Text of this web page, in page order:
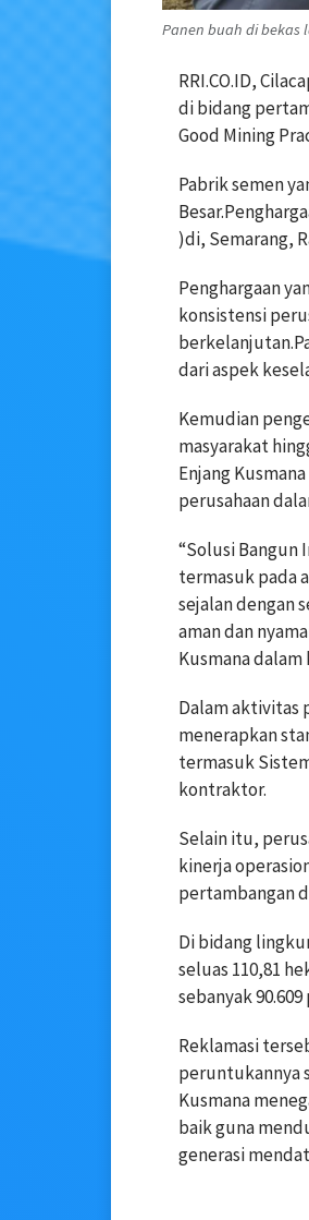
Panen buah di bekas
RRI.CO.ID,
di bidang
Good Mining
Pabrik semen
)di, Semarang,
Penghargaan
konsistensi
dari aspek
Kemudian
masyarakat
Enjang
perusahaan
“Solusi Bangun
termasuk pada
sejalan dengan
aman dan
Kusmana
Dalam aktivitas
menerapkan
termasuk
kontraktor.
Selain itu,
kinerja
pertambangan
Di bidang
seluas 110,81
sebanyak 90.609
Reklamasi
peruntukannya
Kusmana
baik guna
generasi